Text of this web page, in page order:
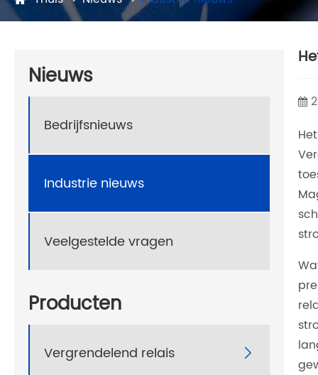
Nieuws
Bedrijfsnieuws
Industrie nieuws
Veelgestelde vragen
Producten
Vergrendelend relais 